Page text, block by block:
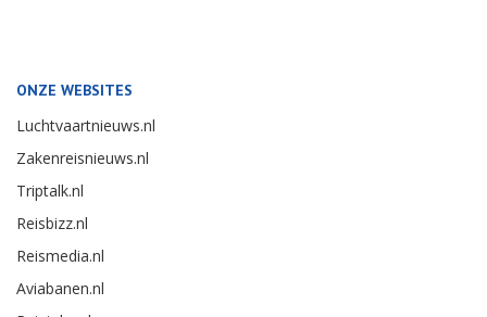
ONZE WEBSITES
Luchtvaartnieuws.nl
Zakenreisnieuws.nl
Triptalk.nl
Reisbizz.nl
Reismedia.nl
Aviabanen.nl